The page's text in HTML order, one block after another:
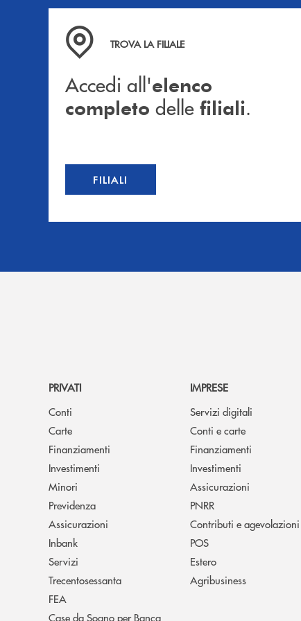
Accedi all' elenco completo delle filiali .
TROVA LA FILIALE
Accedi all'elenco
completo delle filiali.
FILIALI
PRIVATI
Conti
Carte
Finanziamenti
Investimenti
Minori
Previdenza
Assicurazioni
Inbank
Servizi
Trecentosessanta
FEA
Case da Sogno per Banca
IMPRESE
Servizi digitali
Conti e carte
Finanziamenti
Investimenti
Assicurazioni
PNRR
Contributi e agevolazioni
POS
Estero
Agribusiness